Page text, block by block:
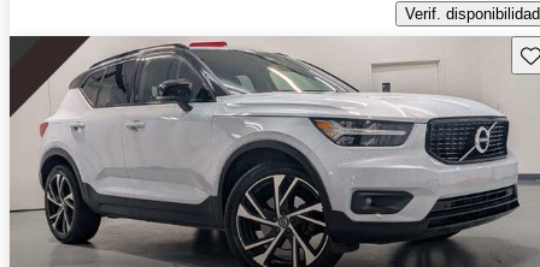
Verif. disponibilidad